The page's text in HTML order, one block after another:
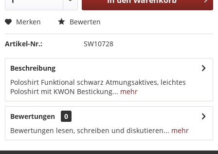
Merken Bewerten
Artikel-Nr.: SW10728
Beschreibung
Poloshirt Funktional schwarz Atmungsaktives, leichtes
Poloshirt mit KWON Bestickung... mehr
Bewertungen
0
Bewertungen lesen, schreiben und diskutieren... mehr